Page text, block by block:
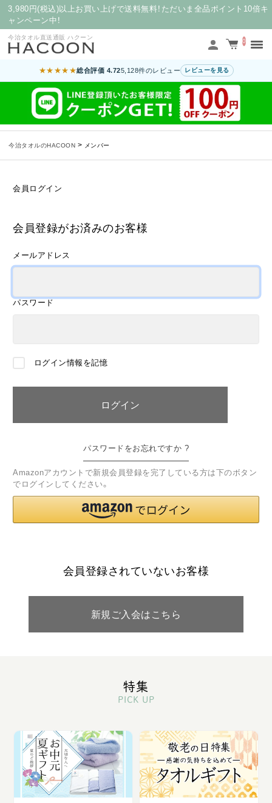
3,980円(税込)以上お買い上げで送料無料！ただいま全品ポイント10倍キ
ャンペーン中！
今治タオル直送通販 ハクーン
0
★★★★★総合評価 4.725,128件のレビュー レビューを見る
今治タオルのHACOON > メンバー
会員ログイン
会員登録がお済みのお客様
メールアドレス
パスワード
ログイン情報を記憶
パスワードをお忘れですか ?
Amazonアカウントで新規会員登録を完了している方は下のボタン
でログインしてください。
会員登録されていないお客様
新規ご入会はこちら
特集
PICK UP